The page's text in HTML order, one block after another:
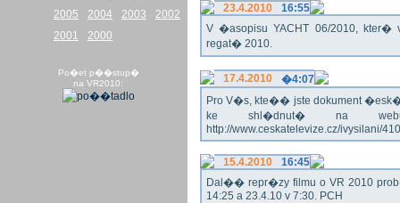
2005
2004 2003
2002
2001
2000
Po�et p��stup�
na VR2010:
23.4.2010
16:55
V �asopisu YACHT 06/2010,
regat� 2010.
17.4.2010
�4:07
Pro V�s, kte�� jste dokument
ke shl�dnut� na
http://www.ceskatelevize.cz/ivysilani/
15.4.2010
16:45
Dal�� repr�zy filmu o VR 2010
14:25 a 23.4.10 v 7:30. PCH